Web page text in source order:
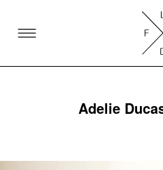
SKIP TO CONTENT
Adelie